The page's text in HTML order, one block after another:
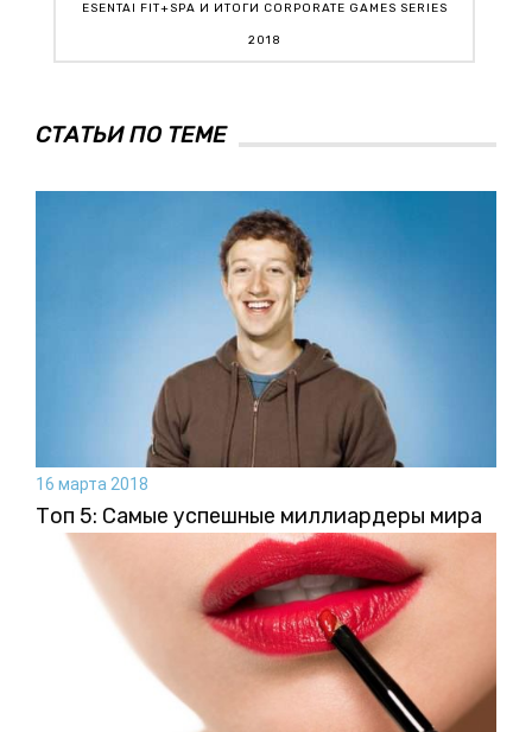
ESENTAI FIT+SPA И ИТОГИ CORPORATE GAMES SERIES
2018
СТАТЬИ ПО ТЕМЕ
16 марта 2018
Топ 5: Самые успешные миллиардеры мира